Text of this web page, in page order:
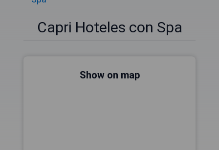
Capri Hoteles con Spa
Show on map